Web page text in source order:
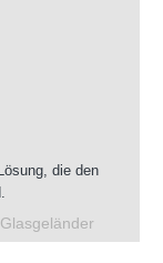
die den